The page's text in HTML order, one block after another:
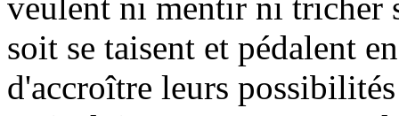
soit se taisent et pédalent
d'accroître leurs